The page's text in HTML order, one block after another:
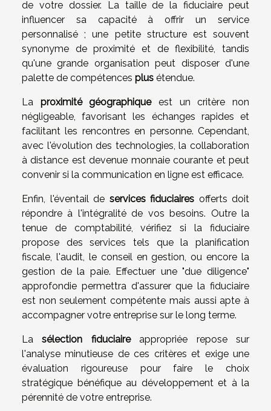
de votre dossier. La taille de la fiduciaire peut
influencer sa capacité à offrir un service
personnalisé ; une petite structure est souvent
synonyme de proximité et de flexibilité, tandis
qu'une grande organisation peut disposer d'une
palette de compétences plus étendue.
La proximité géographiqueest un critère non
négligeable, favorisant les échanges rapides et
facilitant les rencontres en personne. Cependant,
avec l'évolution des technologies, la collaboration
à distance est devenue monnaie courante et peut
convenir si la communication en ligne est efficace.
Enfin, l'éventail de services fiduciaires offerts doit
répondre à l'intégralité de vos besoins. Outre la
tenue de comptabilité, vérifiez si la fiduciaire
propose des services tels que la planification
fiscale, l'audit, le conseil en gestion, ou encore la
gestion de la paie. Effectuer une "due diligence"
approfondie permettra d'assurer que la fiduciaire
est non seulement compétente mais aussi apte à
accompagner votre entreprise sur le long terme.
Lasélection fiduciaireappropriée repose sur
l'analyse minutieuse de ces critères et exige une
évaluation rigoureuse pour faire le choix
stratégique bénéfique au développement et à la
pérennité de votre entreprise.